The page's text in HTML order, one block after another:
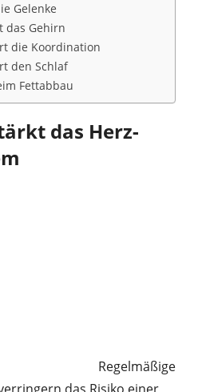
Gelenke
das Gehirn
die Koordination
den Schlaf
Fettabbau
das Herz-
Regelmäßige